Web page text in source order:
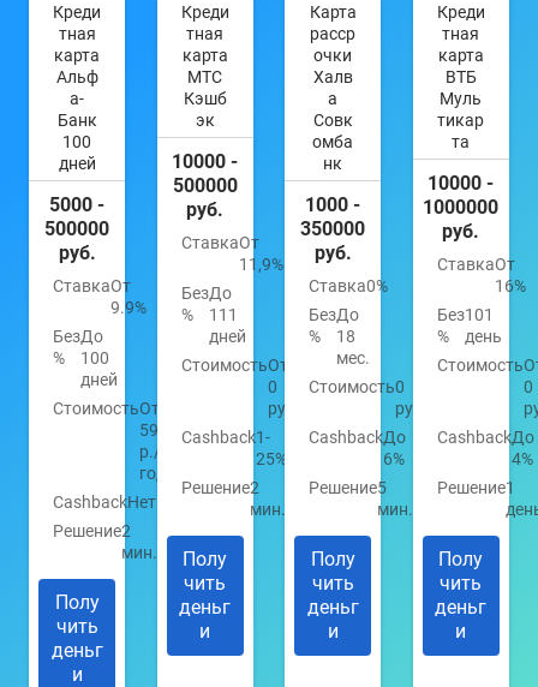
Креди
тная
карта
Альф
а-
Банк
100
дней
5000 -
500000
руб.
СтавкаОт
9.9%
Без
%
До
100
дней
СтоимостьОт
590
р./
год
CashbackНет
Решение2
мин.
Полу
чить
деньг
и
Креди
тная
карта
МТС
Кэшб
эк
10000 -
500000
руб.
СтавкаОт
11,9%
Без
%
До
111
дней
СтоимостьОт
0
руб.
Cashback1-
25%
Решение2
мин.
Полу
чить
деньг
и
Карта
расср
очки
Халв
а
Совк
омба
нк
1000 -
350000
руб.
Ставка0%
Без
%
До
18
мес.
Стоимость0
руб.
CashbackДо
6%
Решение5
мин.
Полу
чить
деньг
и
Креди
тная
карта
ВТБ
Муль
тикар
та
10000 -
1000000
руб.
СтавкаОт
16%
Без
%
101
день
Стоимость
0
CashbackДо
4%
Решение1
Полу
чить
деньг
и